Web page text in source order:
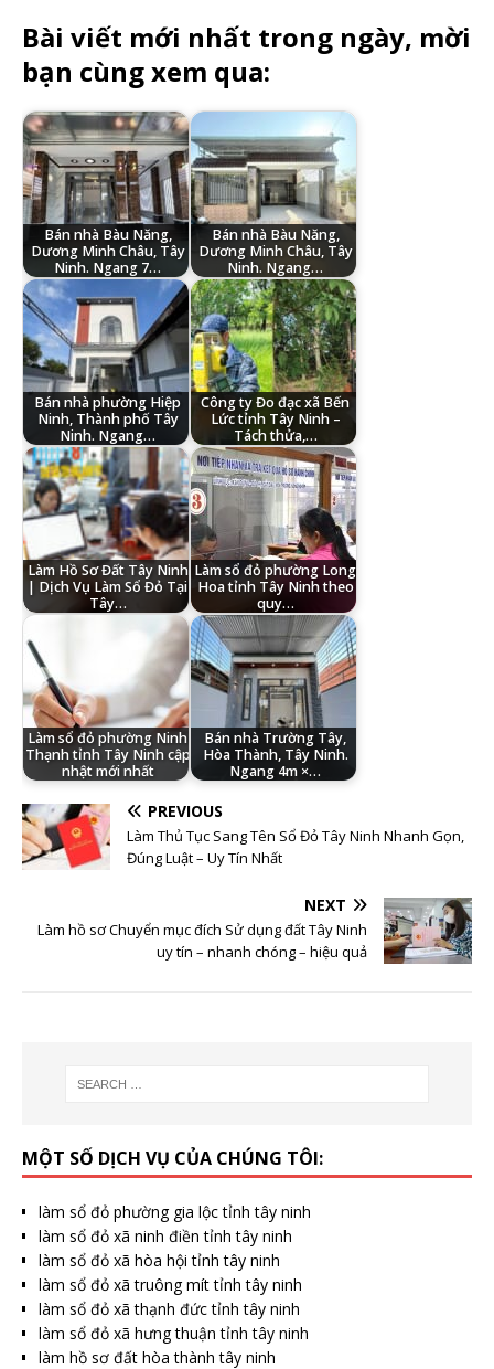
Bài viết mới nhất trong ngày, mời
bạn cùng xem qua:
Bán nhà Bàu Năng,
Dương Minh Châu, Tây
Ninh. Ngang 7…
Bán nhà Bàu Năng,
Dương Minh Châu, Tây
Ninh. Ngang…
Bán nhà phường Hiệp
Ninh, Thành phố Tây
Ninh. Ngang…
Công ty Đo đạc xã Bến
Lức tỉnh Tây Ninh –
Tách thửa,…
Làm Hồ Sơ Đất Tây Ninh
| Dịch Vụ Làm Sổ Đỏ Tại
Tây…
Làm sổ đỏ phường Long
Hoa tỉnh Tây Ninh theo
quy…
Làm sổ đỏ phường Ninh
Thạnh tỉnh Tây Ninh cập
nhật mới nhất
Bán nhà Trường Tây,
Hòa Thành, Tây Ninh.
Ngang 4m ×…
PREVIOUS
Làm Thủ Tục Sang Tên Sổ Đỏ Tây Ninh Nhanh Gọn,
Đúng Luật – Uy Tín Nhất
NEXT
Làm hồ sơ Chuyển mục đích Sử dụng đất Tây Ninh
uy tín – nhanh chóng – hiệu quả
MỘT SỐ DỊCH VỤ CỦA CHÚNG TÔI:
làm sổ đỏ phường gia lộc tỉnh tây ninh
làm sổ đỏ xã ninh điền tỉnh tây ninh
làm sổ đỏ xã hòa hội tỉnh tây ninh
làm sổ đỏ xã truông mít tỉnh tây ninh
làm sổ đỏ xã thạnh đức tỉnh tây ninh
làm sổ đỏ xã hưng thuận tỉnh tây ninh
làm hồ sơ đất hòa thành tây ninh